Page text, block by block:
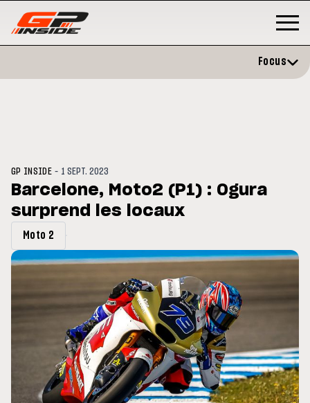
du GP de Grande-
MOTO GP
Focus
GP INSIDE - 1 SEPT. 2023
Barcelone, Moto2 (P1) : Ogura
surprend les locaux
Moto 2